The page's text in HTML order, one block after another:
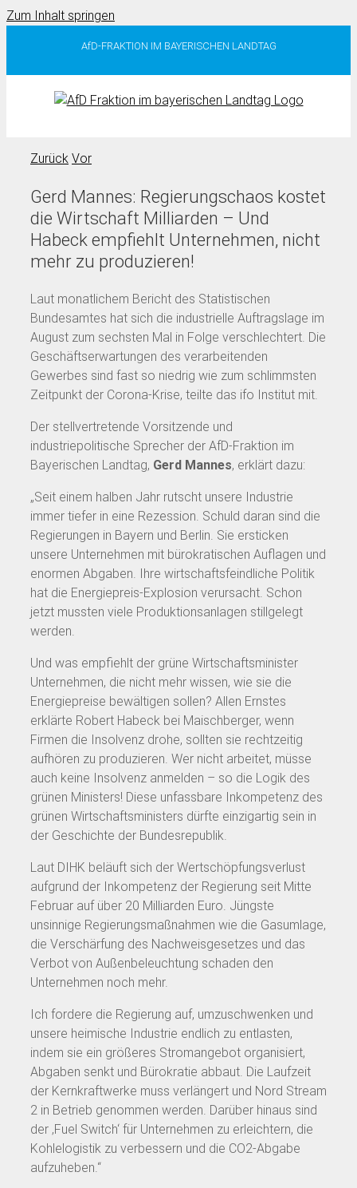
Zum Inhalt springen
AfD-FRAKTION IM BAYERISCHEN LANDTAG
Zurück Vor
Gerd Mannes: Regierungschaos kostet
die Wirtschaft Milliarden – Und
Habeck empfiehlt Unternehmen, nicht
mehr zu produzieren!
Laut monatlichem Bericht des Statistischen
Bundesamtes hat sich die industrielle Auftragslage im
August zum sechsten Mal in Folge verschlechtert. Die
Geschäftserwartungen des verarbeitenden
Gewerbes sind fast so niedrig wie zum schlimmsten
Zeitpunkt der Corona-Krise, teilte das ifo Institut mit.
Der stellvertretende Vorsitzende und
industriepolitische Sprecher der AfD-Fraktion im
Bayerischen Landtag, Gerd Mannes, erklärt dazu:
„Seit einem halben Jahr rutscht unsere Industrie
immer tiefer in eine Rezession. Schuld daran sind die
Regierungen in Bayern und Berlin. Sie ersticken
unsere Unternehmen mit bürokratischen Auflagen und
enormen Abgaben. Ihre wirtschaftsfeindliche Politik
hat die Energiepreis-Explosion verursacht. Schon
jetzt mussten viele Produktionsanlagen stillgelegt
werden.
Und was empfiehlt der grüne Wirtschaftsminister
Unternehmen, die nicht mehr wissen, wie sie die
Energiepreise bewältigen sollen? Allen Ernstes
erklärte Robert Habeck bei Maischberger, wenn
Firmen die Insolvenz drohe, sollten sie rechtzeitig
aufhören zu produzieren. Wer nicht arbeitet, müsse
auch keine Insolvenz anmelden – so die Logik des
grünen Ministers! Diese unfassbare Inkompetenz des
grünen Wirtschaftsministers dürfte einzigartig sein in
der Geschichte der Bundesrepublik.
Laut DIHK beläuft sich der Wertschöpfungsverlust
aufgrund der Inkompetenz der Regierung seit Mitte
Februar auf über 20 Milliarden Euro. Jüngste
unsinnige Regierungsmaßnahmen wie die Gasumlage,
die Verschärfung des Nachweisgesetzes und das
Verbot von Außenbeleuchtung schaden den
Unternehmen noch mehr.
Ich fordere die Regierung auf, umzuschwenken und
unsere heimische Industrie endlich zu entlasten,
indem sie ein größeres Stromangebot organisiert,
Abgaben senkt und Bürokratie abbaut. Die Laufzeit
der Kernkraftwerke muss verlängert und Nord Stream
2 in Betrieb genommen werden. Darüber hinaus sind
der ‚Fuel Switch‘ für Unternehmen zu erleichtern, die
Kohlelogistik zu verbessern und die CO2-Abgabe
aufzuheben.“